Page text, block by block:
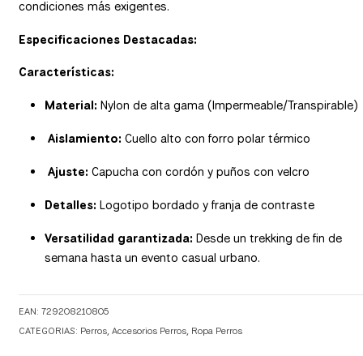
condiciones más exigentes.
Especificaciones Destacadas:
Características:
Material: Nylon de alta gama (Impermeable/Transpirable)
Aislamiento: Cuello alto con forro polar térmico
Ajuste: Capucha con cordón y puños con velcro
Detalles: Logotipo bordado y franja de contraste
Versatilidad garantizada: Desde un trekking de fin de
semana hasta un evento casual urbano.
EAN: 729208210805
CATEGORIAS: Perros,Accesorios Perros, Ropa Perros